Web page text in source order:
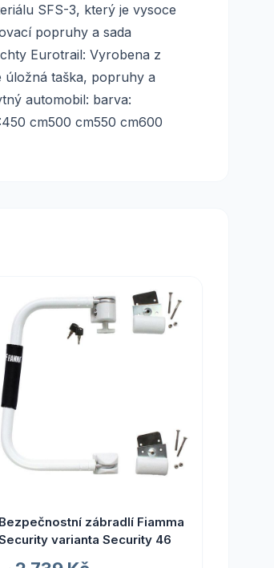
SFS-3, který je vysoce
popruhy a sada
Eurotrail: Vyrobena z
úložná taška, popruhy a
automobil: barva:
cm500 cm550 cm600
Bezpečnostní zábradlí Fiamma
varianta Security 46